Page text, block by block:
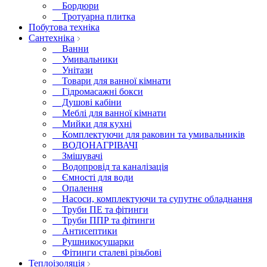
Бордюри
Тротуарна плитка
Побутова техніка
Сантехніка
Ванни
Умивальники
Унітази
Товари для ванної кімнати
Гідромасажні бокси
Душові кабіни
Меблі для ванної кімнати
Мийки для кухні
Комплектуючи для раковин та умивальників
ВОДОНАГРІВАЧІ
Змішувачі
Водопровід та каналізація
Ємності для води
Опалення
Насоси, комплектуючи та супутнє обладнання
Труби ПЕ та фітинги
Труби ППР та фітинги
Антисептики
Рушникосушарки
Фітинги сталеві різьбові
Теплоізоляція